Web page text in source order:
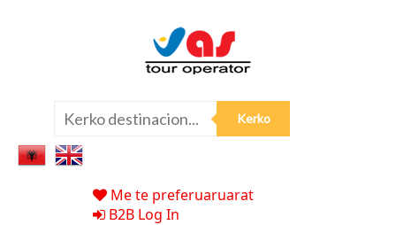
Me te preferuaruarat
B2B Log In